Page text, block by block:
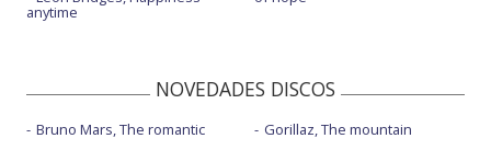
anytime
NOVEDADES DISCOS
Bruno Mars, The romantic
Gorillaz, The mountain